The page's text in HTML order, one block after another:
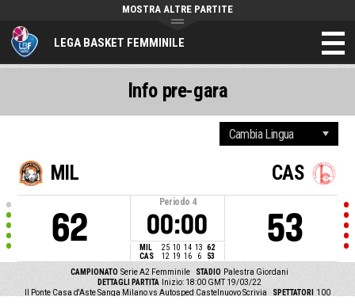
LEGA BASKET FEMMINILE
MOSTRA ALTRE PARTITE
MIL
62
Periodo 4
00:00
MIL 25 10 14 13 62
CAS
12 19 16 6 53
CAS
53
CAMPIONATO Serie A2 Femminile STADIO Palestra Giordani
DETTAGLI PARTITA
Inizio: 18:00 GMT 19/03/22
Il Ponte Casa d'Aste Sanga Milano vs Autosped Castelnuovo Scrivia
SPETTATORI 100
Info pre-gara